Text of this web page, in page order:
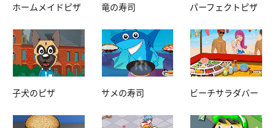
ホームメイドピザ 竜の寿司 パーフェクトピザ
子犬のピザ サメの寿司 ビーチサラダバー